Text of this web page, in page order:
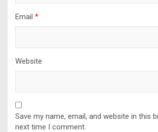
Email *
Website
Save my name, email, and website in this
next time I comment.